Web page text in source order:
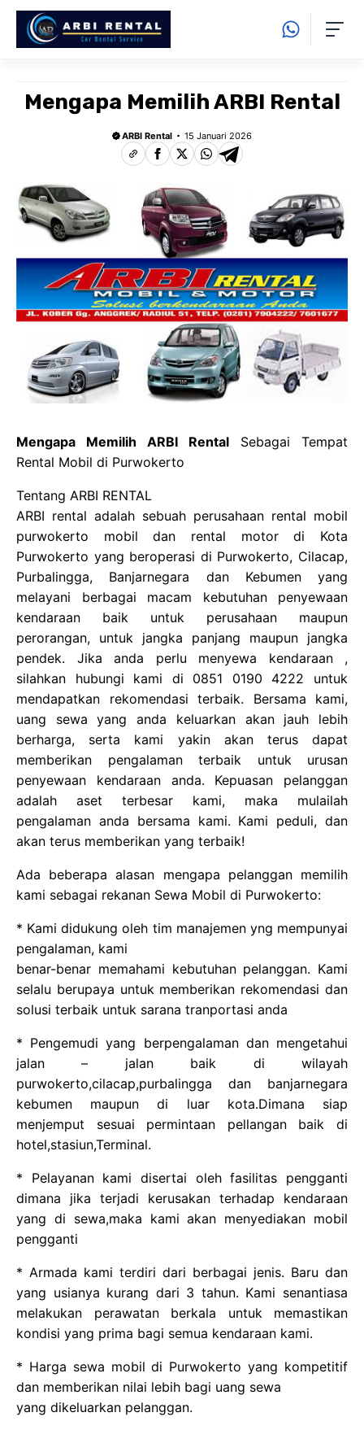
Langsung
Mengapa Memilih ARBI Rental
ARBI Rental 15 Januari 2026
Mengapa Memilih ARBI Rental Sebagai Tempat
Rental Mobil di Purwokerto
Tentang ARBI RENTAL
ARBI rental adalah sebuah perusahaan rental mobil
purwokerto mobil dan rental motor di Kota
Purwokerto yang beroperasi di Purwokerto, Cilacap,
Purbalingga, Banjarnegara dan Kebumen yang
melayani berbagai macam kebutuhan penyewaan
kendaraan baik untuk perusahaan maupun
perorangan, untuk jangka panjang maupun jangka
pendek. Jika anda perlu menyewa kendaraan ,
silahkan hubungi kami di 0851 0190 4222 untuk
mendapatkan rekomendasi terbaik. Bersama kami,
uang sewa yang anda keluarkan akan jauh lebih
berharga, serta kami yakin akan terus dapat
memberikan pengalaman terbaik untuk urusan
penyewaan kendaraan anda. Kepuasan pelanggan
adalah aset terbesar kami, maka mulailah
pengalaman anda bersama kami. Kami peduli, dan
akan terus memberikan yang terbaik!
Ada beberapa alasan mengapa pelanggan memilih
kami sebagai rekanan Sewa Mobil di Purwokerto:
* Kami didukung oleh tim manajemen yng mempunyai
pengalaman, kami
benar-benar memahami kebutuhan pelanggan. Kami
selalu berupaya untuk memberikan rekomendasi dan
solusi terbaik untuk sarana tranportasi anda
* Pengemudi yang berpengalaman dan mengetahui
jalan – jalan baik di wilayah
purwokerto,cilacap,purbalingga dan banjarnegara
kebumen maupun di luar kota.Dimana siap
menjemput sesuai permintaan pellangan baik di
hotel,stasiun,Terminal.
* Pelayanan kami disertai oleh fasilitas pengganti
dimana jika terjadi kerusakan terhadap kendaraan
yang di sewa,maka kami akan menyediakan mobil
pengganti
* Armada kami terdiri dari berbagai jenis. Baru dan
yang usianya kurang dari 3 tahun. Kami senantiasa
melakukan perawatan berkala untuk memastikan
kondisi yang prima bagi semua kendaraan kami.
* Harga sewa mobil di Purwokerto yang kompetitif
dan memberikan nilai lebih bagi uang sewa
yang dikeluarkan pelanggan.